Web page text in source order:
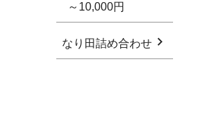
～10,000円
なり田詰め合わせ